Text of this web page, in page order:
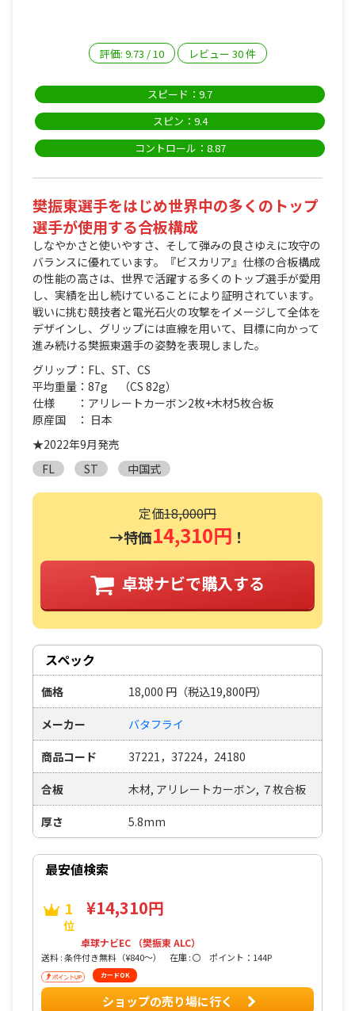
評価: 9.73 / 10 レビュー 30件
スピード：9.7
スピン：9.4
コントロール：8.87
樊振東選手をはじめ世界中の多くのトップ
選手が使用する合板構成
しなやかさと使いやすさ、そして弾みの良さゆえに攻守の
バランスに優れています。『ビスカリア』仕様の合板構成
の性能の高さは、世界で活躍する多くのトップ選手が愛用
し、実績を出し続けていることにより証明されています。
戦いに挑む競技者と電光石火の攻撃をイメージして全体を
デザインし、グリップには直線を用いて、目標に向かって
進み続ける樊振東選手の姿勢を表現しました。
グリップ：FL、ST、CS
平均重量：87g （CS 82g）
仕様 ：アリレートカーボン2枚+木材5枚合板
原産国 ： 日本
★2022年9月発売
FL
ST 中国式
定価18,000円
→特価14,310円 ！
卓球ナビで購入する
スペック
価格 18,000 円 （税込19,800円）
メーカー バタフライ
商品コード 37221，37224，24180
合板 木材, アリレートカーボン, ７枚合板
厚さ 5.8mm
最安値検索
1
位
¥14,310円
卓球ナビEC （樊振東 ALC）
送料 : 条件付き無料（¥840〜） 在庫 : 〇 ポイント：144P
カードOK
ショップの売り場に行く